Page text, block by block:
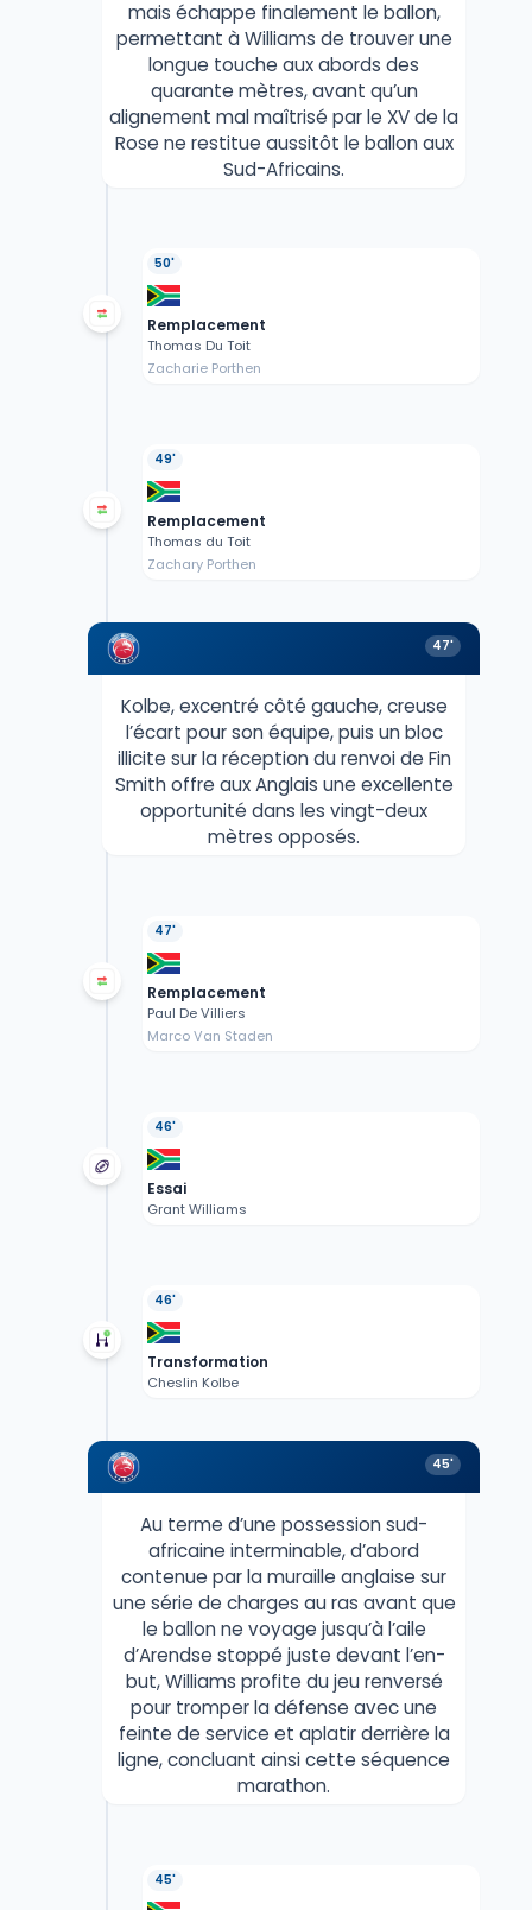
mais échappe finalement le ballon,
permettant à Williams de trouver une
longue touche aux abords des
quarante mètres, avant qu’un
alignement mal maîtrisé par le XV de la
Rose ne restitue aussitôt le ballon aux
Sud-Africains.
50'
Remplacement
Thomas Du Toit
Zacharie Porthen
49'
Remplacement
Thomas du Toit
Zachary Porthen
47'
Kolbe, excentré côté gauche, creuse
l’écart pour son équipe, puis un bloc
illicite sur la réception du renvoi de Fin
Smith offre aux Anglais une excellente
opportunité dans les vingt-deux
mètres opposés.
47'
Remplacement
Paul De Villiers
Marco Van Staden
46'
Essai
Grant Williams
46'
Transformation
Cheslin Kolbe
45'
Au terme d’une possession sud-
africaine interminable, d’abord
contenue par la muraille anglaise sur
une série de charges au ras avant que
le ballon ne voyage jusqu’à l’aile
d’Arendse stoppé juste devant l’en-
but, Williams profite du jeu renversé
pour tromper la défense avec une
feinte de service et aplatir derrière la
ligne, concluant ainsi cette séquence
marathon.
45'